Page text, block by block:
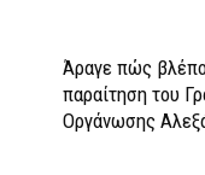
Άραγε πώς
παραίτηση του
Οργάνωσης